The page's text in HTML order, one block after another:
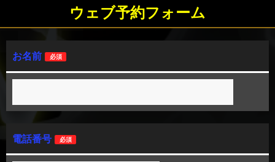
ウェブ予約フォーム
お名前 必須
電話番号 必須